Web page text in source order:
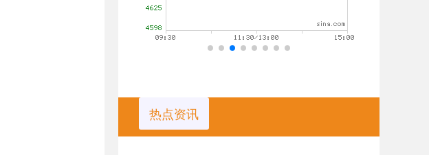
热点资讯